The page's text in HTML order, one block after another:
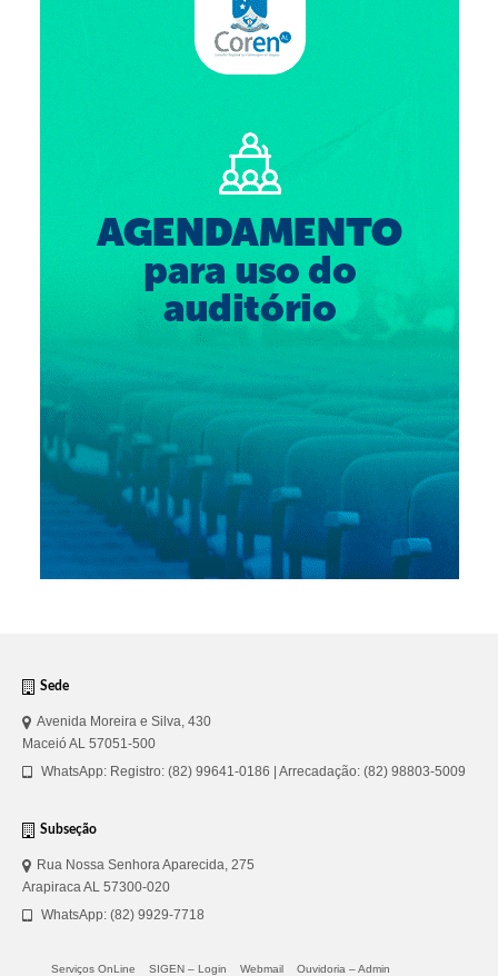
Sede
Avenida Moreira e Silva, 430
Maceió AL 57051-500
WhatsApp: Registro: (82) 99641-0186 | Arrecadação: (82) 98803-5009
Subseção
Rua Nossa Senhora Aparecida, 275
Arapiraca AL 57300-020
WhatsApp: (82) 9929-7718
Serviços OnLine SIGEN – Login Webmail Ouvidoria – Admin